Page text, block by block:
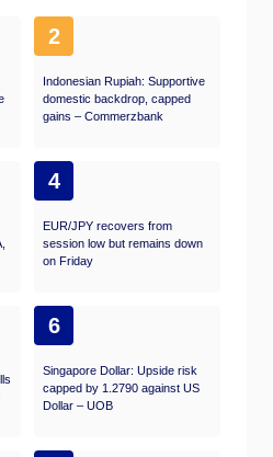
2
Indonesian Rupiah: Supportive
domestic backdrop, capped
gains – Commerzbank
4
EUR/JPY recovers from
session low but remains down
on Friday
6
Singapore Dollar: Upside risk
capped by 1.2790 against US
Dollar – UOB